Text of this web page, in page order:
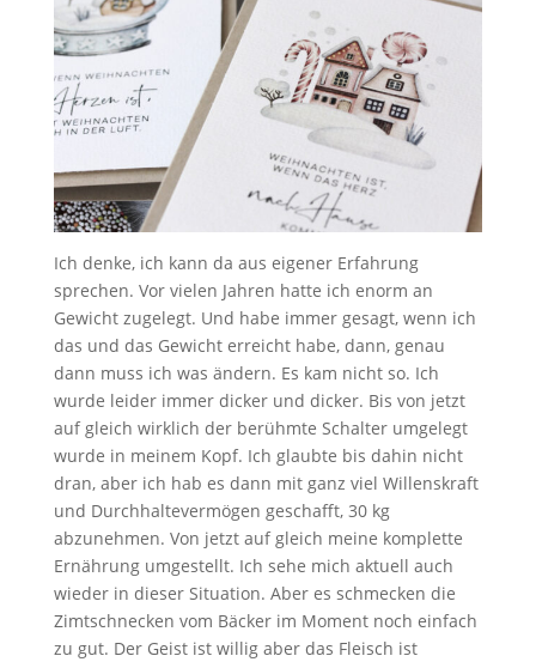
Ich denke, ich kann da aus eigener Erfahrung
sprechen. Vor vielen Jahren hatte ich enorm an
Gewicht zugelegt. Und habe immer gesagt, wenn ich
das und das Gewicht erreicht habe, dann, genau
dann muss ich was ändern. Es kam nicht so. Ich
wurde leider immer dicker und dicker. Bis von jetzt
auf gleich wirklich der berühmte Schalter umgelegt
wurde in meinem Kopf. Ich glaubte bis dahin nicht
dran, aber ich hab es dann mit ganz viel Willenskraft
und Durchhaltevermögen geschafft, 30 kg
abzunehmen. Von jetzt auf gleich meine komplette
Ernährung umgestellt. Ich sehe mich aktuell auch
wieder in dieser Situation. Aber es schmecken die
Zimtschnecken vom Bäcker im Moment noch einfach
zu gut. Der Geist ist willig aber das Fleisch ist